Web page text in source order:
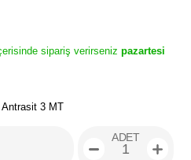
sipariş verirseniz pazartesi
Antrasit 3 MT
ADET